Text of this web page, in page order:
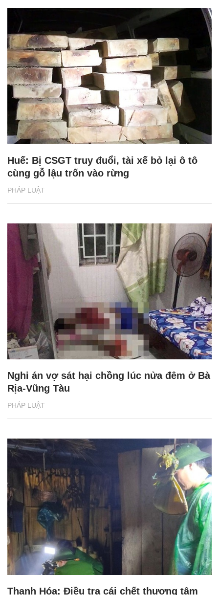
PHÁP LUẬT
Huế: Bị CSGT truy đuổi, tài xế bỏ lại ô tô
cùng gỗ lậu trốn vào rừng
PHÁP LUẬT
Nghi án vợ sát hại chồng lúc nửa đêm ở Bà
Rịa-Vũng Tàu
Thanh Hóa: Điều tra cái chết thương tâm